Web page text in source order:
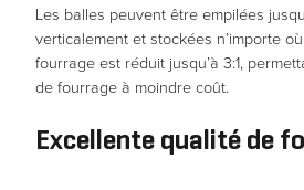
Les balles peuvent être empilées
verticalement et stockées n’importe
fourrage est réduit jusqu’à 3:1,
de fourrage à moindre coût.
Excellente qualité de